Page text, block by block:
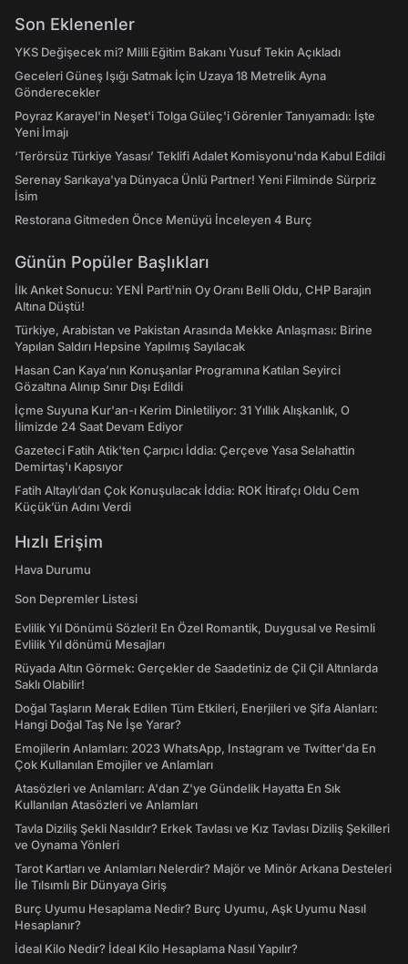
Son Eklenenler
YKS Değişecek mi? Milli Eğitim Bakanı Yusuf Tekin Açıkladı
Geceleri Güneş Işığı Satmak İçin Uzaya 18 Metrelik Ayna
Gönderecekler
Poyraz Karayel'in Neşet'i Tolga Güleç'i Görenler Tanıyamadı: İşte
Yeni İmajı
‘Terörsüz Türkiye Yasası’ Teklifi Adalet Komisyonu'nda Kabul Edildi
Serenay Sarıkaya'ya Dünyaca Ünlü Partner! Yeni Filminde Sürpriz
İsim
Restorana Gitmeden Önce Menüyü İnceleyen 4 Burç
Günün Popüler Başlıkları
İlk Anket Sonucu: YENİ Parti'nin Oy Oranı Belli Oldu, CHP Barajın
Altına Düştü!
Türkiye, Arabistan ve Pakistan Arasında Mekke Anlaşması: Birine
Yapılan Saldırı Hepsine Yapılmış Sayılacak
Hasan Can Kaya’nın Konuşanlar Programına Katılan Seyirci
Gözaltına Alınıp Sınır Dışı Edildi
İçme Suyuna Kur'an-ı Kerim Dinletiliyor: 31 Yıllık Alışkanlık, O
İlimizde 24 Saat Devam Ediyor
Gazeteci Fatih Atik'ten Çarpıcı İddia: Çerçeve Yasa Selahattin
Demirtaş'ı Kapsıyor
Fatih Altaylı’dan Çok Konuşulacak İddia: ROK İtirafçı Oldu Cem
Küçük’ün Adını Verdi
Hızlı Erişim
Hava Durumu
Son Depremler Listesi
Evlilik Yıl Dönümü Sözleri! En Özel Romantik, Duygusal ve Resimli
Evlilik Yıl dönümü Mesajları
Rüyada Altın Görmek: Gerçekler de Saadetiniz de Çil Çil Altınlarda
Saklı Olabilir!
Doğal Taşların Merak Edilen Tüm Etkileri, Enerjileri ve Şifa Alanları:
Hangi Doğal Taş Ne İşe Yarar?
Emojilerin Anlamları: 2023 WhatsApp, Instagram ve Twitter'da En
Çok Kullanılan Emojiler ve Anlamları
Atasözleri ve Anlamları: A'dan Z'ye Gündelik Hayatta En Sık
Kullanılan Atasözleri ve Anlamları
Tavla Diziliş Şekli Nasıldır? Erkek Tavlası ve Kız Tavlası Diziliş Şekilleri
ve Oynama Yönleri
Tarot Kartları ve Anlamları Nelerdir? Majör ve Minör Arkana Desteleri
İle Tılsımlı Bir Dünyaya Giriş
Burç Uyumu Hesaplama Nedir? Burç Uyumu, Aşk Uyumu Nasıl
Hesaplanır?
İdeal Kilo Nedir? İdeal Kilo Hesaplama Nasıl Yapılır?